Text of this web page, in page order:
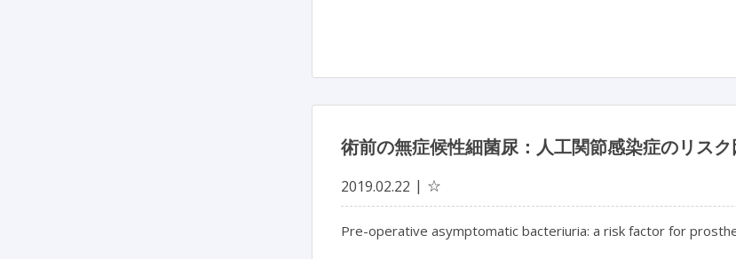
術前の無症候性細菌尿：人工関節感染症のリスク
2019.02.22 ☆
Pre-operative asymptomatic bacteriuria: a risk factor for